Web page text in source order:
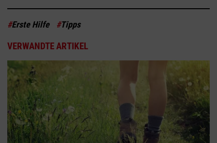
#Erste Hilfe #Tipps
VERWANDTE ARTIKEL